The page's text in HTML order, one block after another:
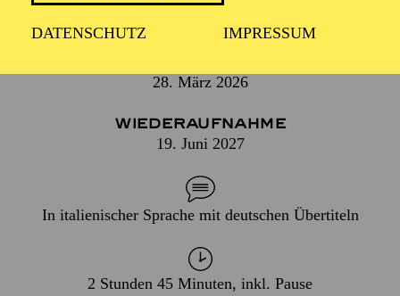
DATENSCHUTZ IMPRESSUM
28. März 2026
WIEDERAUFNAHME
19. Juni 2027
In italienischer Sprache mit deutschen Übertiteln
2 Stunden 45 Minuten, inkl. Pause